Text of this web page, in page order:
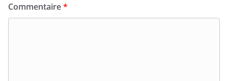
Commentaire*